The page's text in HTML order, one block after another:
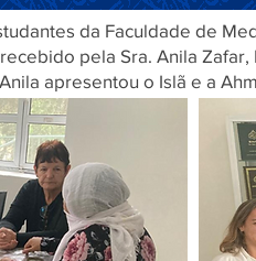
da Faculdade de
pela Sra. Anila
apresentou o Islã e a